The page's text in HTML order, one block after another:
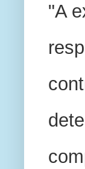
"A